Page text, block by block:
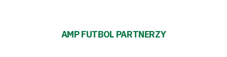
AMP FUTBOL PARTNERZY